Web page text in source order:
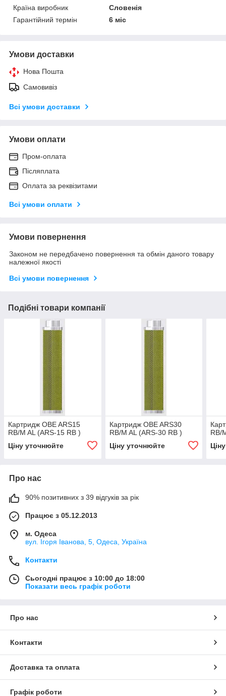
Країна виробник
Словенія
Гарантійний термін
6 міс
Умови доставки
Нова Пошта
Самовивіз
Всі умови доставки
Умови оплати
Пром-оплата
Післяплата
Оплата за реквізитами
Всі умови оплати
Умови повернення
Законом не передбачено повернення та обмін даного товару
належної якості
Всі умови повернення
Подібні товари компанії
Картридж OBE ARS15
RB/M AL (ARS-15 RB )
Ціну уточнюйте
Картридж OBE ARS30
RB/M AL (ARS-30 RB )
Ціну уточнюйте
RB/
Про нас
90% позитивних з 39 відгуків за рік
Працює з 05.12.2013
м. Одеса
вул. Ігоря Іванова, 5, Одеса, Україна
Контакти
Сьогодні працює з 10:00 до 18:00
Показати весь графік роботи
Про нас
Контакти
Доставка та оплата
Графік роботи